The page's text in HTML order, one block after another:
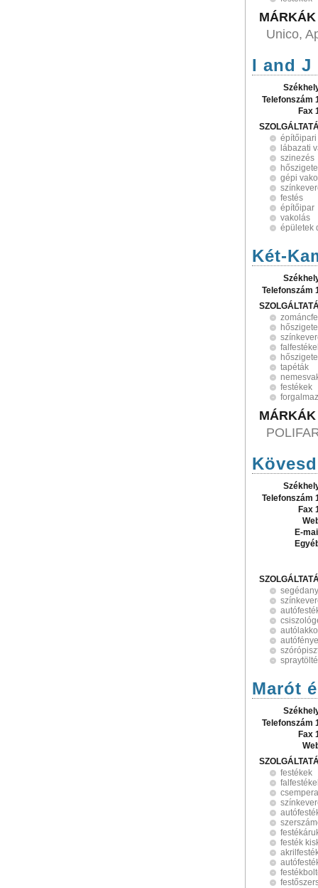
MÁRKÁK
Unico,
I and J
Telefonszám
Fax
lábazati
szinezés
gépi
festés
építőipar
vakolás
épületek
Két-
Telefonszám
tapéták
festékek
MÁRKÁK
Telefonszám
Fax
E-
Marót
Telefonszám
Fax
festékek
festék